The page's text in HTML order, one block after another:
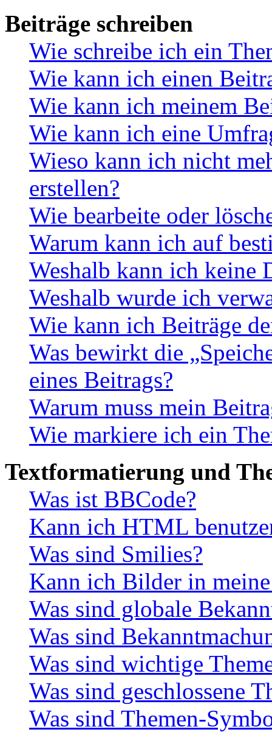
Beiträge schreiben
Wie schreibe ich ein
Wie kann ich einen
Wie kann ich meinem
Wie kann ich eine
Wieso kann ich nicht
erstellen?
Wie bearbeite oder
Warum kann ich auf
Weshalb kann ich keine
Weshalb wurde ich
Wie kann ich Beiträge
Was bewirkt die
eines Beitrags?
Warum muss mein
Wie markiere ich ein
Textformatierung und
Was ist BBCode?
Kann ich HTML
Was sind Smilies?
Kann ich Bilder in
Was sind globale
Was sind
Was sind wichtige
Was sind geschlossene
Was sind Themen-